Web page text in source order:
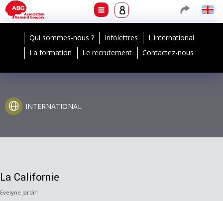
Qui sommes-nous ? Infolettres
L'international
La formation
Le recrutement Contactez-nous
INTERNATIONAL
La Californie
Evelyne Jardin